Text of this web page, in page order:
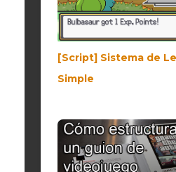
[Script] Sistema de
Simple